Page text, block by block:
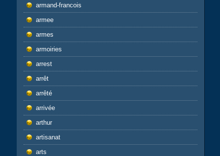
armand-francois
armee
armes
armoiries
arrest
arrêt
arrêté
arrivée
arthur
artisanat
arts